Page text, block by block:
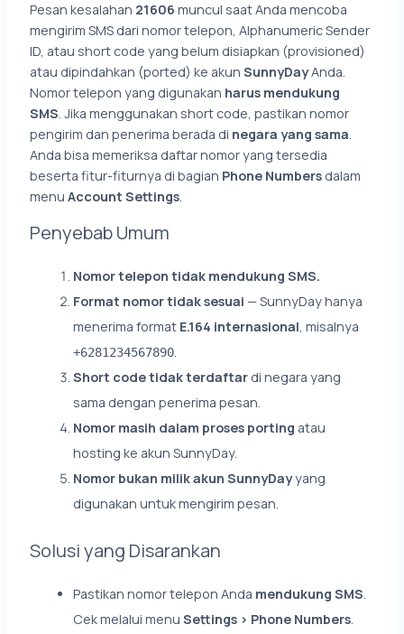
Pesan kesalahan 21606 muncul saat Anda mencoba
mengirim SMS dari nomor telepon, Alphanumeric Sender
ID, atau short code yang belum disiapkan (provisioned)
atau dipindahkan (ported) ke akunSunnyDayAnda.
Nomor telepon yang digunakan harus mendukung
SMS. Jika menggunakan short code, pastikan nomor
pengirim dan penerima berada di negara yang sama.
Anda bisa memeriksa daftar nomor yang tersedia
beserta fitur-fiturnya di bagian Phone Numbers dalam
menuAccount Settings.
Penyebab Umum
Nomor telepon tidak mendukung SMS.
Format nomor tidak sesuai — SunnyDay hanya
menerima format E.164 internasional , misalnya
+6281234567890
Short code tidak terdaftar di negara yang
sama dengan penerima pesan.
Nomor masih dalam proses porting atau
hosting ke akun SunnyDay.
Nomor bukan milik akun SunnyDayyang
digunakan untuk mengirim pesan.
Solusi yang Disarankan
Pastikan nomor telepon Anda mendukung SMS
Cek melalui menuSettings > Phone Numbers